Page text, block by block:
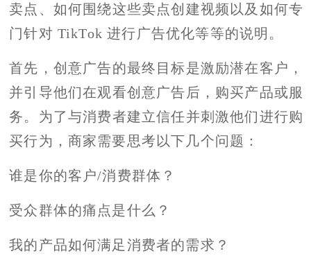
卖点、如何围绕这些卖点创建视频以及如何专
门针对 TikTok 进行广告优化等等的说明。
首先，创意广告的最终目标是激励潜在客户，
并引导他们在观看创意广告后，购买产品或服
务。为了与消费者建立信任并刺激他们进行购
买行为，商家需要思考以下几个问题：
谁是你的客户/消费群体？
受众群体的痛点是什么？
我的产品如何满足消费者的需求？